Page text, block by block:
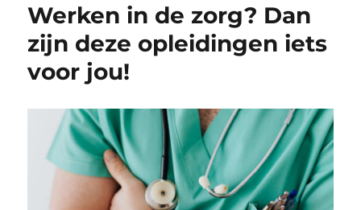
Werken in de zorg? Dan
zijn deze opleidingen iets
voor jou!